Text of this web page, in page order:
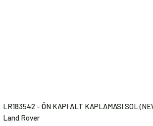
LR183542 - ÖN KAPI ALT KAPLAMASI SOL
Land Rover